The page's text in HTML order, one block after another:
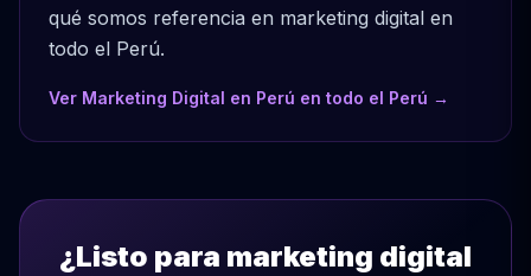
qué somos referencia en marketing digital en
todo el Perú.
Ver Marketing Digital en Perú en todo el Perú →
¿Listo para marketing digital